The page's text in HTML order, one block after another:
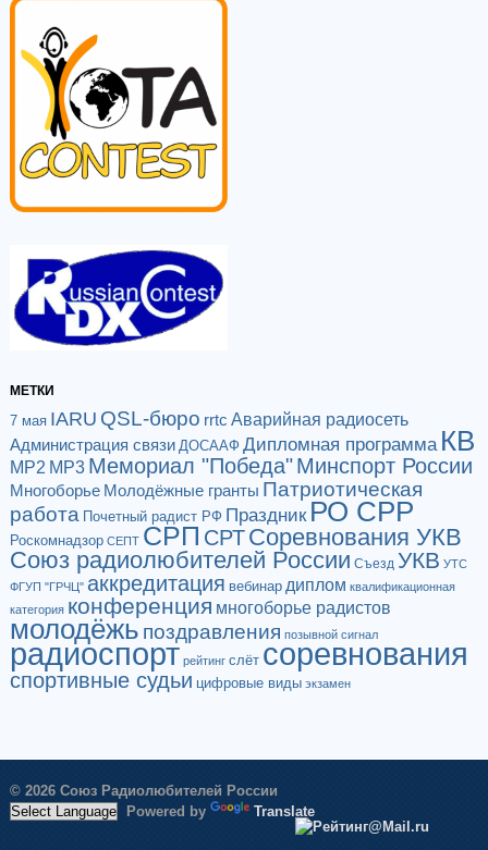
МЕТКИ
7 мая IARU QSL-бюро rrtc Аварийная радиосеть
Администрация связи ДОСААФ Дипломная программа КВ
МР2 МР3 Мемориал "Победа"Минспорт России
Многоборье Молодёжные гранты Патриотическая
работа Почетный радист РФ Праздник РО СРР
Роскомнадзор СЕПТ СРП СРТСоревнования УКВ
Союз радиолюбителей России Съезд УКВ УТС
ФГУП "ГРЧЦ" аккредитация вебинар диплом квалификационная
категория конференция многоборье радистов
молодёжь поздравления позывной сигнал
радиоспорт рейтинг слёт соревнования
спортивные судьи цифровые виды экзамен
© 2026 Союз Радиолюбителей России
Powered by
Translate